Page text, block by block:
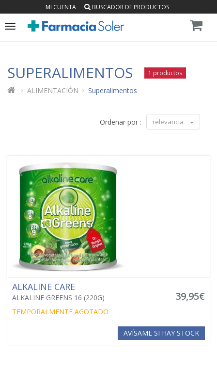
MI CUENTA BUSCADOR DE PRODUCTOS
Toggle
SUPERALIMENTOS 1 productos
ALIMENTACIÓN Superalimentos
Ordenar por : relevancia
ALKALINE CARE
ALKALINE GREENS 16 (220G) 39,95€
TEMPORALMENTE AGOTADO
AVÍSAME SI HAY STOCK